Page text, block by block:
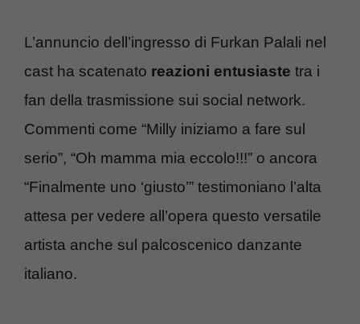
L’annuncio dell’ingresso di Furkan Palali nel
cast ha scatenato reazioni entusiaste tra i
fan della trasmissione sui social network.
Commenti come “Milly iniziamo a fare sul
serio”, “Oh mamma mia eccolo!!!” o ancora
“Finalmente uno ‘giusto’” testimoniano l’alta
attesa per vedere all’opera questo versatile
artista anche sul palcoscenico danzante
italiano.